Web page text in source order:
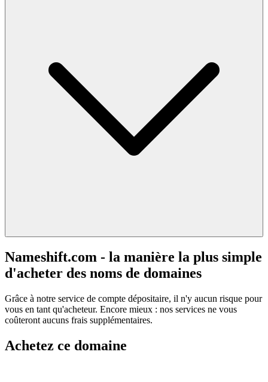
Nameshift.com - la manière la plus simple
d'acheter des noms de domaines
Grâce à notre service de compte dépositaire, il n'y aucun risque pour
vous en tant qu'acheteur. Encore mieux : nos services ne vous
coûteront aucuns frais supplémentaires.
Achetez ce domaine